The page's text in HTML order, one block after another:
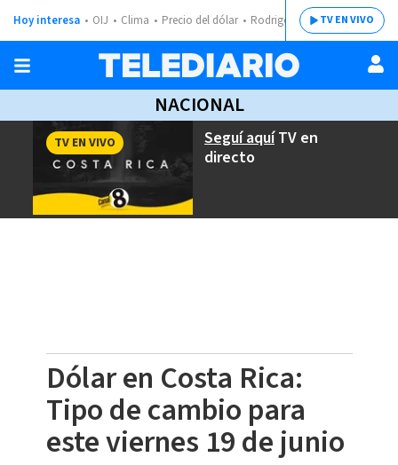
Hoy interesa OIJ Clima Precio del dólar Rodrigo ChavesTV EN VIVO
NACIONAL
Seguí aquíTV en
directo
TV EN VIVO
Dólar en Costa Rica:
Tipo de cambio para
este viernes 19 de junio